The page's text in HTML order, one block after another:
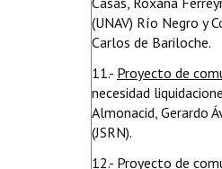
(UNAV) Río Negro y
Carlos de Bariloche.
11.- Proyecto de
necesidad
Almonacid, Gerardo
(JSRN).
12.- Proyecto de